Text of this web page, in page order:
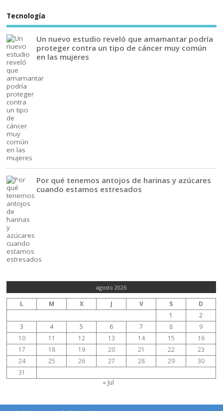
Tecnología
Un nuevo estudio reveló que amamantar podría
proteger contra un tipo de cáncer muy común
en las mujeres
Por qué tenemos antojos de harinas y azúcares
cuando estamos estresados
agosto 2026
L M X J V S
D
1
2
3
4 5 6 7 8
9
10
11 12 13 14 15
16
17
18 19 20 21 22
23
24
25 26 27 28 29
30
31
« Jul